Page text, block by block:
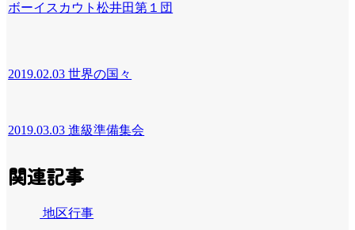
ボーイスカウト松井田第１団
2019.02.03 世界の国々
2019.03.03 進級準備集会
関連記事
地区行事